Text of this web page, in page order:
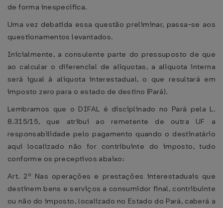
de forma inespecífica.
Uma vez debatida essa questão preliminar, passa-se aos
questionamentos levantados.
Inicialmente, a consulente parte do pressuposto de que
ao calcular o diferencial de alíquotas, a alíquota interna
será igual à alíquota interestadual, o que resultará em
imposto zero para o estado de destino (Pará).
Lembramos que o DIFAL é disciplinado no Pará pela L.
8.315/15, que atribui ao remetente de outra UF a
responsabilidade pelo pagamento quando o destinatário
aqui localizado não for contribuinte do imposto, tudo
conforme os preceptivos abaixo:
Art. 2º Nas operações e prestações interestaduais que
destinem bens e serviços a consumidor final, contribuinte
ou não do imposto, localizado no Estado do Pará, caberá a